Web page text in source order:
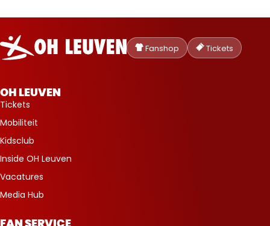
Oud-
Heverlee
Leuven
Fanshop Tickets
OH LEUVEN
Tickets
Mobiliteit
Kidsclub
Inside OH Leuven
Vacatures
Media Hub